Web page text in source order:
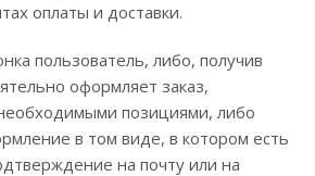
оплаты и доставки.
пользователь, либо, получив
оформляет заказ,
позициями, либо
в том виде, в котором есть
на почту или на